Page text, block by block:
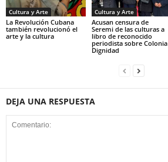
Cultura y Arte
La Revolución Cubana
también revolucionó el
arte y la cultura
Cultura y Arte
Acusan censura de
Seremi de las culturas a
libro de reconocido
periodista sobre Colonia
Dignidad
DEJA UNA RESPUESTA